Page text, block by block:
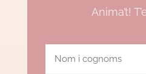
Anima’t!